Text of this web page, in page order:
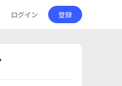
ログイン 登録